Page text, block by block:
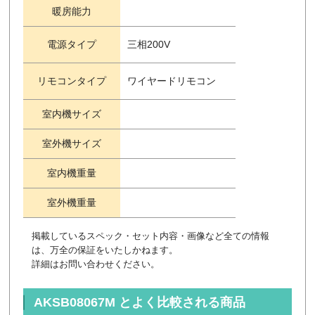
暖房能力
電源タイプ 三相200V
リモコンタイプ ワイヤードリモコン
室内機サイズ
室外機サイズ
室内機重量
室外機重量
掲載しているスペック・セット内容・画像など全ての情報
は、万全の保証をいたしかねます。
詳細はお問い合わせください。
AKSB08067M とよく比較される商品